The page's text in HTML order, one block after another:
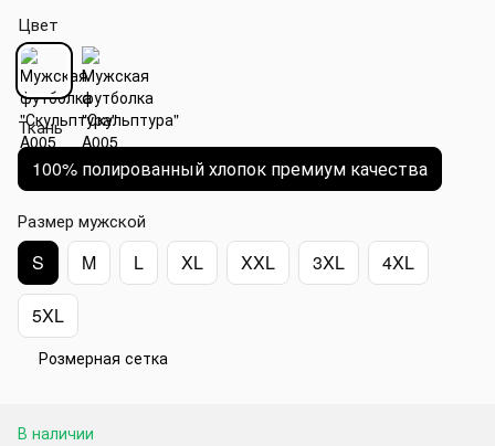
Цвет
Ткань
100% полированный хлопок премиум качества
Размер мужской
S M L XL XXL 3XL 4XL
5XL
Розмерная сетка
В наличии